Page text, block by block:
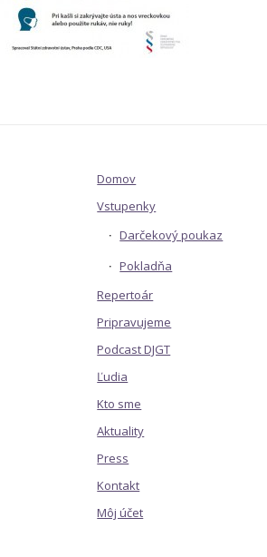
Domov
Vstupenky
Darčekový poukaz
Pokladňa
Repertoár
Pripravujeme
Podcast DJGT
Ľudia
Kto sme
Aktuality
Press
Kontakt
Môj účet